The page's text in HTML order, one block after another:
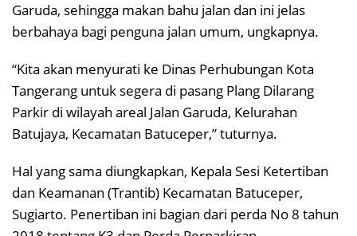
Garuda, sehingga makan bahu jalan dan ini jelas
berbahaya bagi penguna jalan umum, ungkapnya.
“Kita akan menyurati ke Dinas Perhubungan Kota
Tangerang untuk segera di pasang Plang Dilarang
Parkir di wilayah areal Jalan Garuda, Kelurahan
Batujaya, Kecamatan Batuceper,” tuturnya.
Hal yang sama diungkapkan, Kepala Sesi Ketertiban
dan Keamanan (Trantib) Kecamatan Batuceper,
Sugiarto. Penertiban ini bagian dari perda No 8 tahun